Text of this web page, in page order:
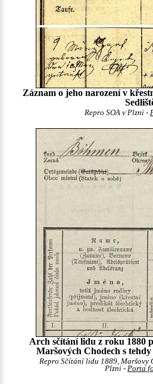
Záznam o jeho narození v
Repro SOA v Plzni -
Arch sčítání lidu z roku 1880
Maršových Chodech s
Repro Sčítání lidu 1889, Maršovy
Plzni - Porta